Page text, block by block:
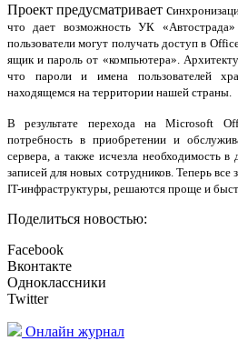
Проект предусматривает с
что дает возможность УК «Автострада»
пользователи могут получать доступ в
ящик и пароль от «компьютера».
что пароли и имена пользователей
находящемся на территории нашей страны.
В результате перехода на Microsoft
потребность в приобретении и
сервера, а также исчезла необходимость
записей для новых сотрудников. Теперь все
IT-инфраструктуры, решаются проще и
Поделиться новостью:
Facebook
Вконтакте
Одноклассники
Twitter
Онлайн журнал